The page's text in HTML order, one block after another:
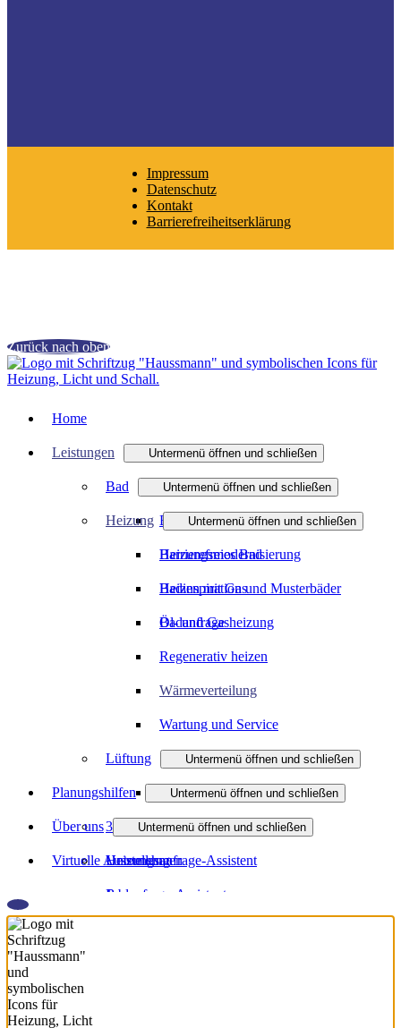
Impressum
Datenschutz
Kontakt
Barrierefreiheitserklärung
Zurück nach oben
Home
Leistungen Untermenü öffnen und schließen
Bad Untermenü öffnen und schließen
Badmodernisierung
Barrierefreies Bad
Badinspiration und Musterbäder
Badanfrage
Heizung Untermenü öffnen und schließen
Heizungsmodernisierung
Heizen mit Gas
Öl- und Gasheizung
Regenerativ heizen
Wärmeverteilung
Wartung und Service
Lüftung Untermenü öffnen und schließen
Dezentrale Wohnraumlüftung
Zentrale Wohnraumlüftung
Planungshilfen Untermenü öffnen und schließen
3D-Badplaner
Heizungsanfrage-Assistent
Badanfrage-Assistent
Über uns Untermenü öffnen und schließen
Unternehmen
Jobs
Virtuelle Ausstellung